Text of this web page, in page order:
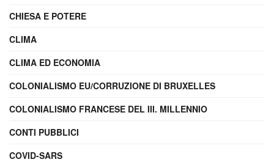
CHIESA E POTERE
CLIMA
CLIMA ED ECONOMIA
COLONIALISMO EU/CORRUZIONE DI BRUXELLES
COLONIALISMO FRANCESE DEL III. MILLENNIO
CONTI PUBBLICI
COVID-SARS